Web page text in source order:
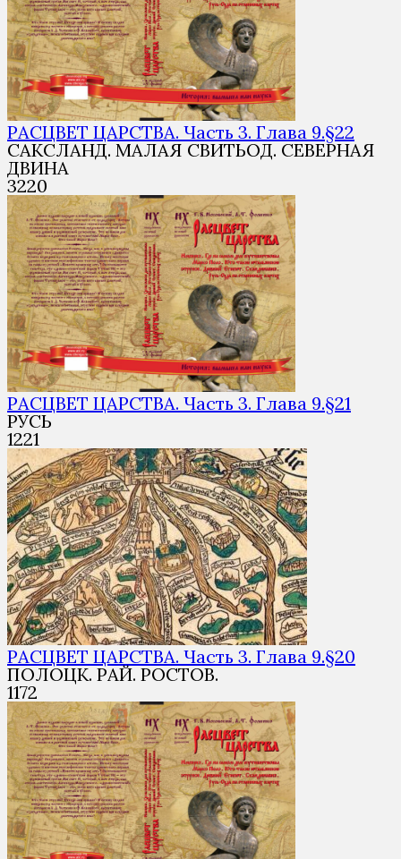
РАСЦВЕТ ЦАРСТВА. Часть 3. Глава 9.§22
САКСЛАНД. МАЛАЯ СВИТЬОД. СЕВЕРНАЯ
ДВИНА
3220
РАСЦВЕТ ЦАРСТВА. Часть 3. Глава 9.§21
РУСЬ
1221
РАСЦВЕТ ЦАРСТВА. Часть 3. Глава 9.§20
ПОЛОЦК. РАЙ. РОСТОВ.
1172